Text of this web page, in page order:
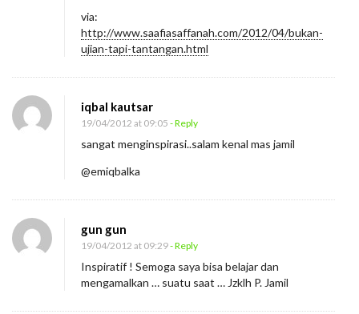
via:
http://www.saafiasaffanah.com/2012/04/bukan-
ujian-tapi-tantangan.html
iqbal kautsar
19/04/2012 at 09:05 - Reply
sangat menginspirasi..salam kenal mas jamil
@emiqbalka
gun gun
19/04/2012 at 09:29- Reply
Inspiratif ! Semoga saya bisa belajar dan
mengamalkan … suatu saat … Jzklh P. Jamil